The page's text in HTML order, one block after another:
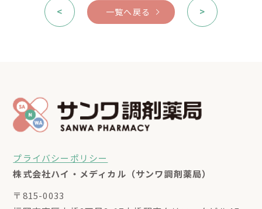
< 一覧へ戻る >
プライバシーポリシー
株式会社ハイ・メディカル（サンワ調剤薬局）
〒815-0033